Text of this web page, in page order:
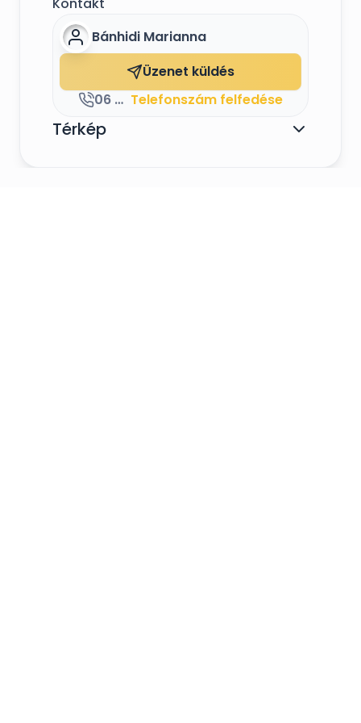
Bánhidi Marianna
Üzenet küldés
06 30 820 4191 Telefonszám felfedése
Térkép